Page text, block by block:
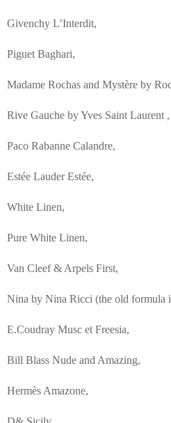
Givenchy L’Interdit,
Piguet Baghari,
Madame Rochas and Mystère by
Rive Gauche by Yves Saint Laurent ,
Paco Rabanne Calandre,
Estée Lauder Estée,
White Linen,
Pure White Linen,
Van Cleef & Arpels First,
Nina by Nina Ricci (the old formula
E.Coudray Musc et Freesia,
Bill Blass Nude and Amazing,
Hermès Amazone,